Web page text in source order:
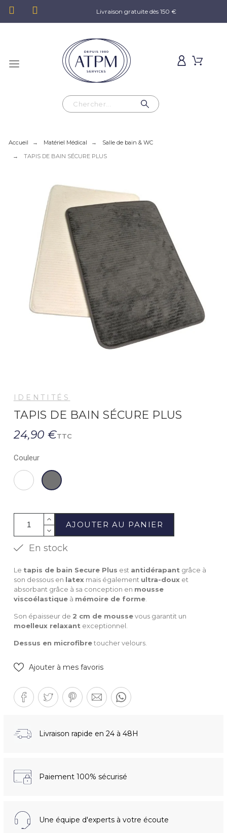
Livraison gratuite dès 150 €
Accueil Matériel Médical
Salle de bain & WC
TAPIS DE BAIN SÉCURE PLUS
IDENTITÉS
TAPIS DE BAIN SÉCURE PLUS
24,90 €TTC
Couleur
Blanc
Gris
anthracite
AJOUTER AU PANIER
En stock
Le tapis de bain Secure Plus est antidérapant grâce à
son dessous en latexmais également ultra-douxet
absorbant grâce à sa conception en mousse
viscoélastiqueà mémoire de forme.
Son épaisseur de 2 cm de moussevous garantit un
moelleux relaxant exceptionnel.
Dessus en microfibretoucher velours.
Ajouter à mes favoris
Livraison rapide en 24 à 48H
Paiement 100% sécurisé
Une équipe d'experts à votre écoute